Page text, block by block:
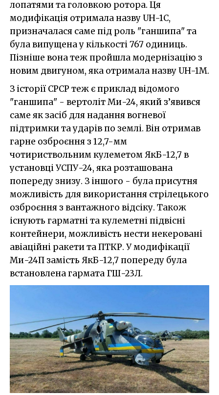
лопатями та головкою ротора. Ця
модифікація отримала назву UH-1C,
призначалася саме під роль "ганшипа" та
була випущена у кількості 767 одиниць.
Пізніше вона теж пройшла модернізацію з
новим двигуном, яка отримала назву UH-1M.
З історії СРСР теж є приклад відомого
"ганшипа" - вертоліт Ми-24, який з’явився
саме як засіб для надання вогневої
підтримки та ударів по землі. Він отримав
гарне озброєння з 12,7-мм
чотириствольним кулеметом ЯкБ-12,7 в
установці УСПУ-24, яка розташована
попереду знизу. З іншого - була присутня
можливість для використання стрілецького
озброєння з вантажного відсіку. Також
існують гарматні та кулеметні підвісні
контейнери, можливість нести некеровані
авіаційні ракети та ПТКР. У модифікації
Ми-24П замість ЯкБ-12,7 попереду була
встановлена гармата ГШ-23Л.